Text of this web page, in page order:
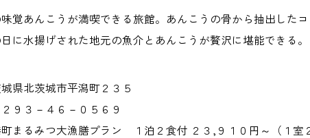
覚あんこうが満喫できる旅館。あんこうの骨から抽出した
に水揚げされた地元の魚介とあんこうが贅沢に堪能できる。
城県北茨城市平潟町２３５
２９３－４６－０５６９
町まるみつ大漁膳プラン １泊２食付 ２３,９１０円～（１室